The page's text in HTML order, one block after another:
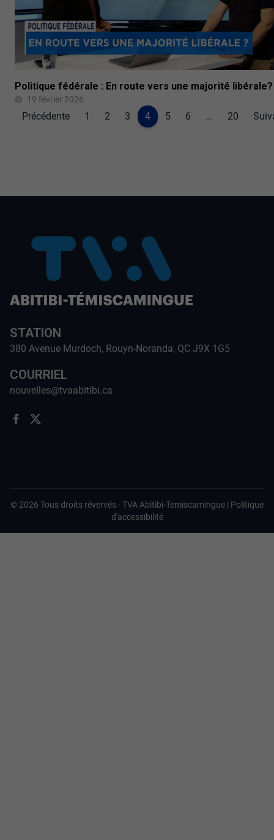
Politique fédérale : En route vers une majorité libérale?
19 février 2026
Précédente 1 2 3 4 5 6 ... 20
STATION
380 Avenue Murdoch, Rouyn-Noranda, QC J9X 1G5
COURRIEL
nouvelles@tvaabitibi.ca
© 2026 Tous droits révervés -TVA Abitibi-Temiscamingue | Politique
d'accessibilité